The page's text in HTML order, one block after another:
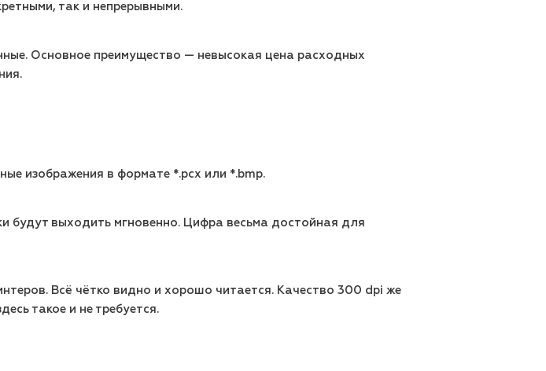
так и непрерывными.
Основное преимущество — невысокая цена расходных
изображения в формате *.pcx или *.bmp.
будут выходить мгновенно. Цифра весьма достойная для
Всё чётко видно и хорошо читается. Качество 300 dpi же
такое и не требуется.